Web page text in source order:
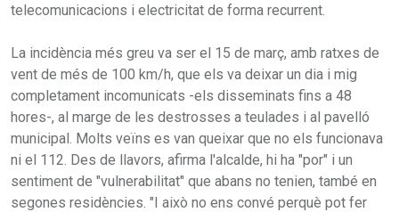
telecomunicacions i electricitat de forma recurrent.
La incidència més greu va ser el 15 de març, amb ratxes de
vent de més de 100 km/h, que els va deixar un dia i mig
completament incomunicats -els disseminats fins a 48
hores-, al marge de les destrosses a teulades i al pavelló
municipal. Molts veïns es van queixar que no els funcionava
ni el 112. Des de llavors, afirma l'alcalde, hi ha "por" i un
sentiment de "vulnerabilitat" que abans no tenien, també en
segones residències. "I això no ens convé perquè pot fer